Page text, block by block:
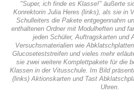
"Super, ich finde es Klasse!" äußerte
Konrektorin Julia Heres (links), als sie in
Schulleiters die Pakete entgegennahm
enthaltenen Ordner mit Modulheften und
jeden Schüler, Auftragskarten und
Versuchsmaterialien wie
Glucoseteststreifen und vieles mehr
sie zwei weitere Komplettpakete für die
Klassen in der Vitusschule. Im Bild
(links) Aktionskarten und Tast
Uhren.